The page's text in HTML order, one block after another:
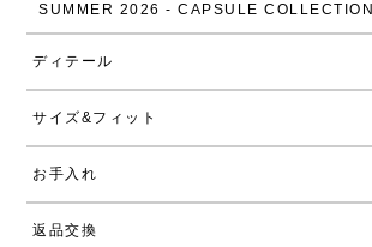
SUMMER 2026 - CAPSULE COLLECTION
ディテール
サイズ&フィット
お手入れ
返品交換